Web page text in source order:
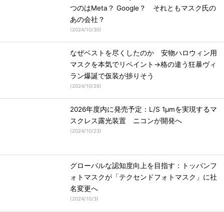
つのはMeta？ Google？ それともマスク氏の
あの会社？
(2024/10/30)
なぜベストを尽くしたのか 安物ハロウィン用
マスクを本気でリペイント→格の違う狂暴ヴィ
ラン爆誕で仮装が捗りそう
(2024/10/26)
2026年度内に発売予定：L/S 1μmを実現するマ
スクレス露光装置 ニコンが開発へ
(2024/10/23)
グローバルな認知度向上を目指す：トッパンフ
ォトマスクが「テクセンドフォトマスク」に社
名変更へ
(2024/10/3)